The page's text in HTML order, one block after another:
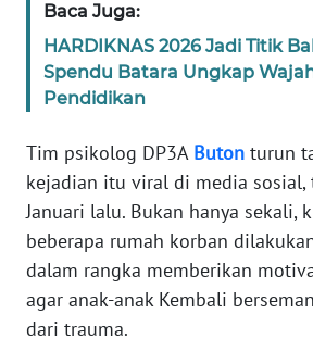
Baca Juga:
HARDIKNAS 2026 Jadi Titik
Spendu Batara Ungkap
Pendidikan
Tim psikolog DP3A Buton turun
kejadian itu viral di media sosial,
Januari lalu. Bukan hanya sekali,
beberapa rumah korban
dalam rangka memberikan
agar anak-anak Kembali
dari trauma.
KAMI
INFO
IKLAN
TENTANG
KAMI
PEDOMAN
MEDIA
SIBER
REDAKSI